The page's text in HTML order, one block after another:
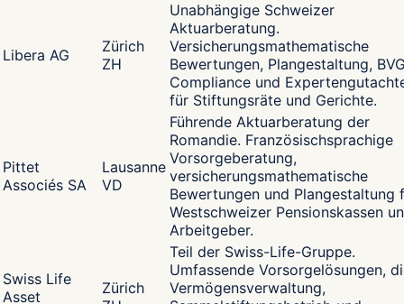
Libera AG
Zürich
ZH
Unabhängige Schweizer
Aktuarberatung.
Versicherungsmathematische
Bewertungen, Plangestaltung,
Compliance und
für Stiftungsräte und Gerichte.
Pittet
Associés SA
Lausanne
VD
Führende Aktuarberatung der
Romandie. Französischsprachige
Vorsorgeberatung,
versicherungsmathematische
Bewertungen und Plangestaltung
Westschweizer Pensionskassen
Arbeitgeber.
Swiss Life
Asset
Zürich
Teil der Swiss-Life-Gruppe.
Umfassende Vorsorgelösungen,
Vermögensverwaltung,